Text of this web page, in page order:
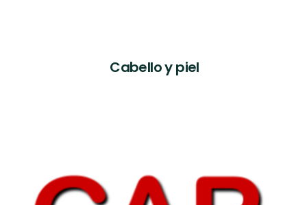
Cabello y piel